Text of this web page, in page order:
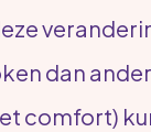
dan
comfort)